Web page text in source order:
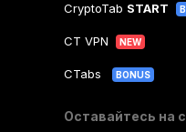
CryptoTab START
CT VPN NEW
CTabs BONUS
Оставайтесь на